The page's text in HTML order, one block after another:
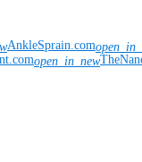
AnkleSprain.com
open_in_new